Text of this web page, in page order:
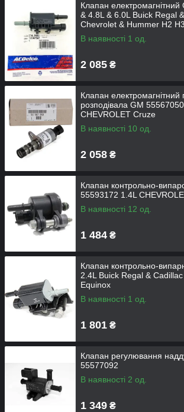
Клапан
& 4.8L & 6.0L Buick Regal
Chevrolet & Hummer H2 H3
В наявності 1 од.
2 085 ₴
Клапан
розподівала GM
CHEVROLET Cruze
В наявності 10 од.
2 058 ₴
Клапан контрольно-
55593172 1.4L
В наявності 12 од.
1 484 ₴
Клапан контрольно-
2.4L Buick Regal &
Equinox
В наявності 1 од.
1 801 ₴
Клапан регулювання
55577092
В наявності 2 од.
1 349 ₴